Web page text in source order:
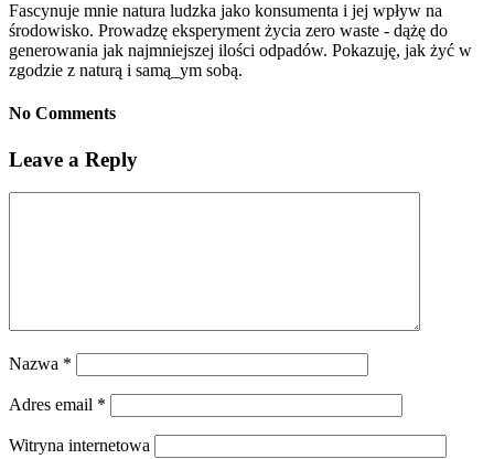
Fascynuje mnie natura ludzka jako konsumenta i jej wpływ na
środowisko. Prowadzę eksperyment życia zero waste - dążę do
generowania jak najmniejszej ilości odpadów. Pokazuję, jak żyć w
zgodzie z naturą i samą_ym sobą.
No Comments
Leave a Reply
Nazwa *
Adres email *
Witryna internetowa